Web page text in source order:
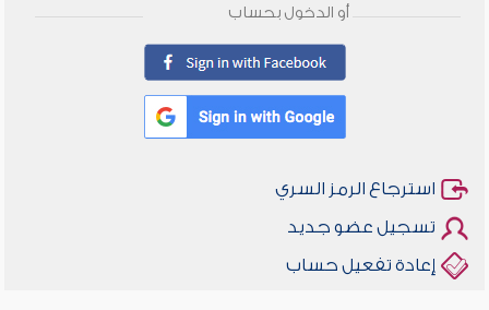
أو الدخول بحساب
استرجاع الرمز السري
تسجيل عضو جديد
إعادة تفعيل حساب